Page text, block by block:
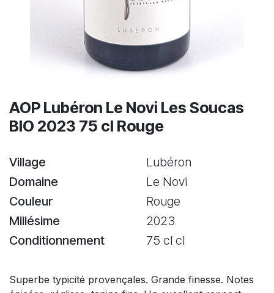
AOP Lubéron Le Novi Les Soucas
BIO 2023 75 cl Rouge
Village
Lubéron
Domaine
Le Novi
Couleur
Rouge
Millésime
2023
Conditionnement
75 cl cl
Superbe typicité provençales. Grande finesse. Notes